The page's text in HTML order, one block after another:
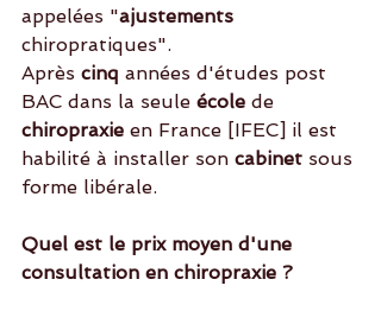
appelées "ajustements
chiropratiques".
Après cinq années d'études post
BAC dans la seule école de
chiropraxie en France [IFEC] il est
habilité à installer son cabinet sous
forme libérale.
Quel est le prix moyen d'une
consultation en chiropraxie ?